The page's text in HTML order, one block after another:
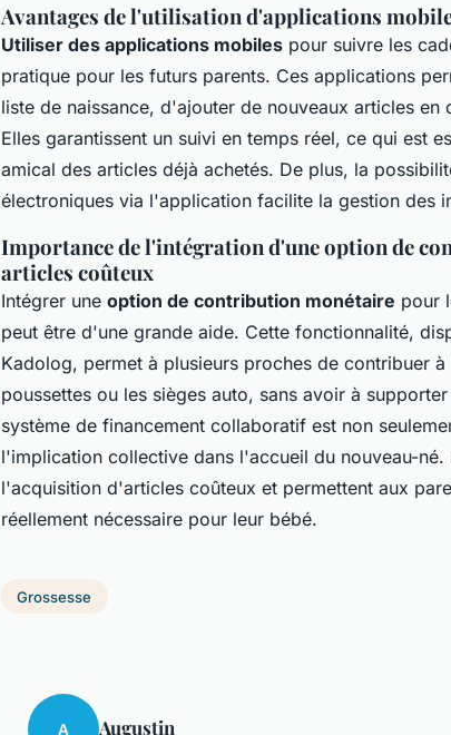
Avantages de l'utilisation d'applications
Utiliser des applications mobiles pour suivre les
pratique pour les futurs parents. Ces applications
liste de naissance, d'ajouter de nouveaux articles
Elles garantissent un suivi en temps réel, ce qui est
amical des articles déjà achetés. De plus, la
électroniques via l'application facilite la gestion des
Importance de l'intégration d'une option de
articles coûteux
Intégrer une option de contribution monétaire pour
peut être d'une grande aide. Cette fonctionnalité,
Kadolog, permet à plusieurs proches de contribuer
poussettes ou les sièges auto, sans avoir à
système de financement collaboratif est non
l'implication collective dans l'accueil du nouveau-
l'acquisition d'articles coûteux et permettent aux
réellement nécessaire pour leur bébé.
Grossesse
A Augustin